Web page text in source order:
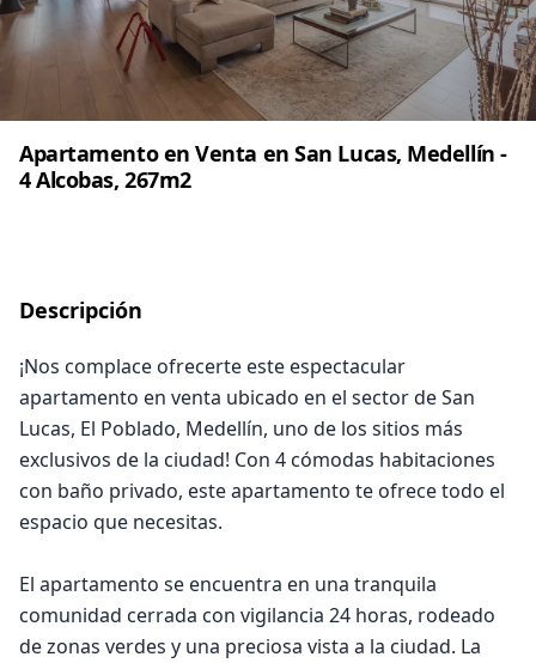
Apartamento en Venta en San Lucas, Medellín -
4 Alcobas, 267m2
Descripción
¡Nos complace ofrecerte este espectacular
apartamento en venta ubicado en el sector de San
Lucas, El Poblado, Medellín, uno de los sitios más
exclusivos de la ciudad! Con 4 cómodas habitaciones
con baño privado, este apartamento te ofrece todo el
espacio que necesitas.
El apartamento se encuentra en una tranquila
comunidad cerrada con vigilancia 24 horas, rodeado
de zonas verdes y una preciosa vista a la ciudad. La